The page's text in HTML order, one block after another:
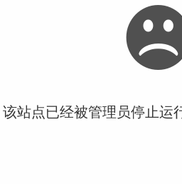
站点已经被管理员停止运